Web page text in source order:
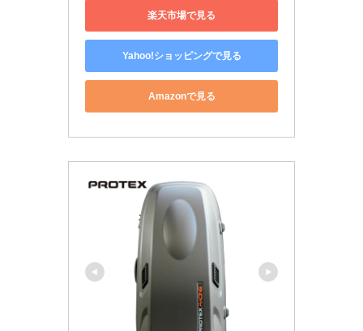
楽天市場で見る
Yahoo!ショッピングで見る
Amazonで見る